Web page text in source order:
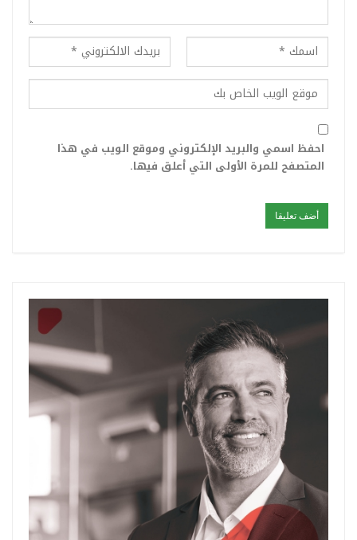
احفظ اسمي والبريد الإلكتروني وموقع الويب في هذا
المتصفح للمرة الأولى التي أعلق فيها.